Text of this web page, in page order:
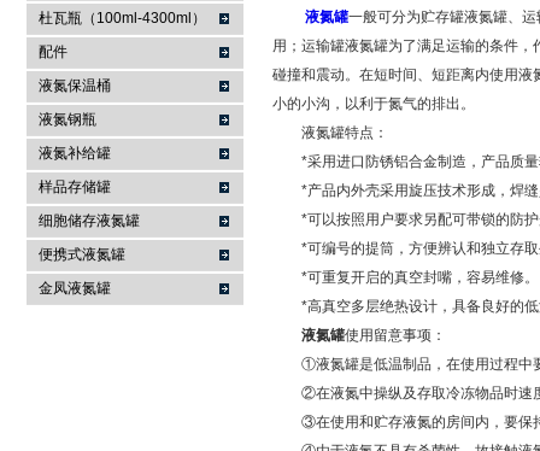
上海哥兰低温设备有限公司
杜瓦瓶（100ml-4300ml）
配件
液氮保温桶
液氮钢瓶
液氮补给罐
样品存储罐
细胞储存液氮罐
便携式液氮罐
金凤液氮罐
液氮罐一般可分为贮存罐液氮罐、
用；运输罐液氮罐为了满足运输的条件
碰撞和震动。在短时间、短距离内使用
小的小沟，以利于氮气的排出。
液氮罐特点：
*采用进口防锈铝合金制造，产品质量
*产品内外壳采用旋压技术形成，焊缝
*可以按照用户要求另配可带锁的防护
*可编号的提筒，方便辨认和独立存取
*可重复开启的真空封嘴，容易维修。
*高真空多层绝热设计，具备良好的低
液氮罐使用留意事项：
①液氮罐是低温制品，在使用过程中
②在液氮中操纵及存取冷冻物品时速度
③在使用和贮存液氮的房间内，要保